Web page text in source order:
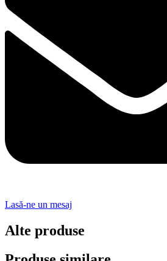
Lasă-ne un mesaj
Alte produse